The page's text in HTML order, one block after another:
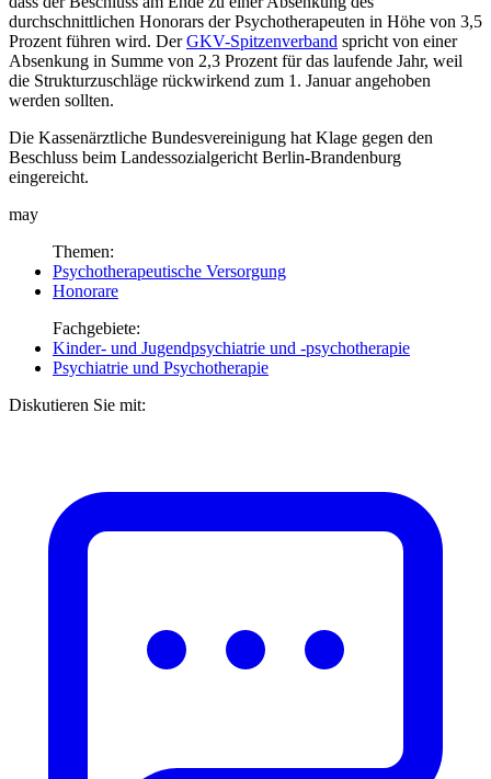
durchschnittlichen Honorars der Psychotherapeuten in Höhe von 3,5
Prozent führen wird. DerGKV-Spitzenverband spricht von einer
Absenkung in Summe von 2,3 Prozent für das laufende Jahr, weil
die Strukturzuschläge rückwirkend zum 1. Januar angehoben
werden sollten.
Die Kassenärztliche Bundesvereinigung hat Klage gegen den
Beschluss beim Landessozialgericht Berlin-Brandenburg
eingereicht.
may
Themen:
Psychotherapeutische Versorgung
Honorare
Fachgebiete:
Kinder- und Jugendpsychiatrie und -psychotherapie
Psychiatrie und Psychotherapie
Diskutieren Sie mit: